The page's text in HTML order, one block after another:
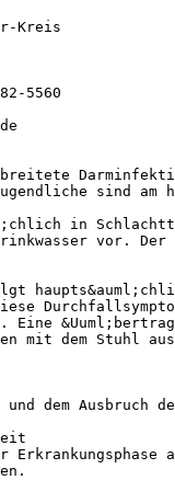
Kreis
5560
sind am
in
vor.
mit dem Stuhl
dem Ausbruch